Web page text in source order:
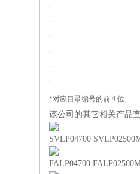
"
"
"
"
"
"
*对应目录编号的前 4 位
该公司的其它相关产品
SVLP04700
FALP04700